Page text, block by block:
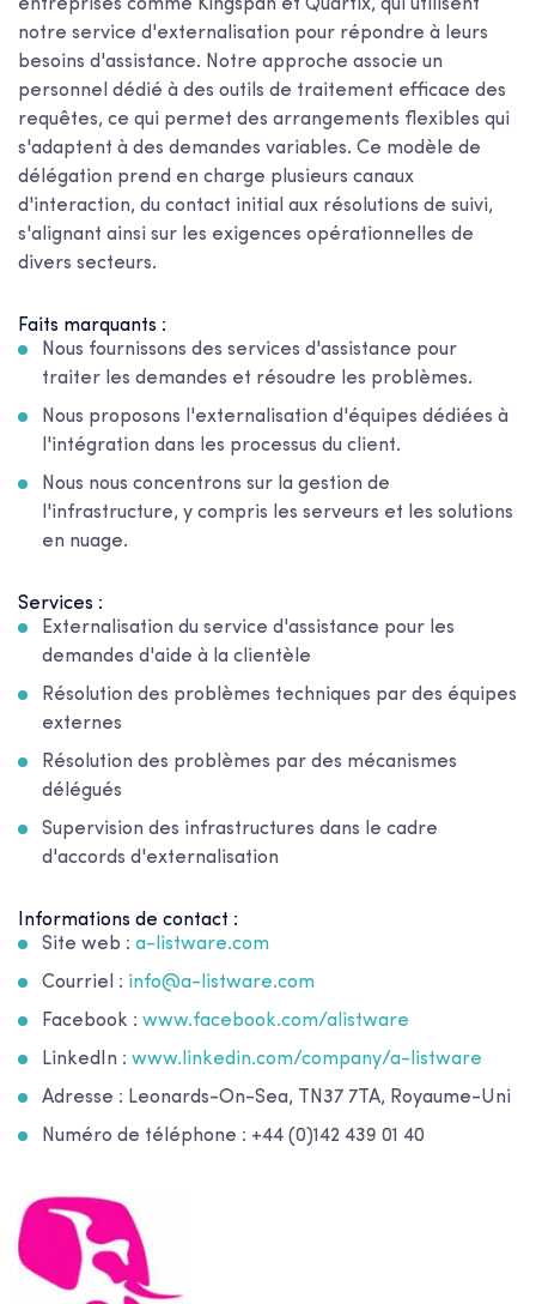
entreprises comme Kingspan et Quartix, qui utilisent
notre service d'externalisation pour répondre à leurs
besoins d'assistance. Notre approche associe un
personnel dédié à des outils de traitement efficace des
requêtes, ce qui permet des arrangements flexibles qui
s'adaptent à des demandes variables. Ce modèle de
délégation prend en charge plusieurs canaux
d'interaction, du contact initial aux résolutions de suivi,
s'alignant ainsi sur les exigences opérationnelles de
divers secteurs.
Faits marquants :
Nous fournissons des services d'assistance pour
traiter les demandes et résoudre les problèmes.
Nous proposons l'externalisation d'équipes dédiées à
l'intégration dans les processus du client.
Nous nous concentrons sur la gestion de
l'infrastructure, y compris les serveurs et les solutions
en nuage.
Services :
Externalisation du service d'assistance pour les
demandes d'aide à la clientèle
Résolution des problèmes techniques par des équipes
externes
Résolution des problèmes par des mécanismes
délégués
Supervision des infrastructures dans le cadre
d'accords d'externalisation
Informations de contact :
Site web : a-listware.com
Courriel : info@a-listware.com
Facebook : www.facebook.com/alistware
LinkedIn : www.linkedin.com/company/a-listware
Adresse : Leonards-On-Sea, TN37 7TA, Royaume-Uni
Numéro de téléphone : +44 (0)142 439 01 40